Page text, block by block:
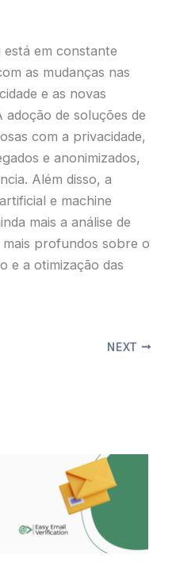
em constante
as mudanças nas
e as novas
de soluções de
com a privacidade,
e anonimizados,
Além disso, a
e machine
mais a análise de
profundos sobre o
e a otimização das
NEXT